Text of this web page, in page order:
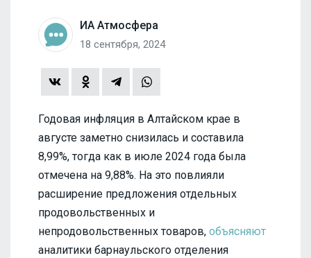
ИА Атмосфера
18 сентября, 2024
Годовая инфляция в Алтайском крае в
августе заметно снизилась и составила
8,99%, тогда как в июле 2024 года была
отмечена на 9,88%. На это повлияли
расширение предложения отдельных
продовольственных и
непродовольственных товаров, объясняют
аналитики барнаульского отделения